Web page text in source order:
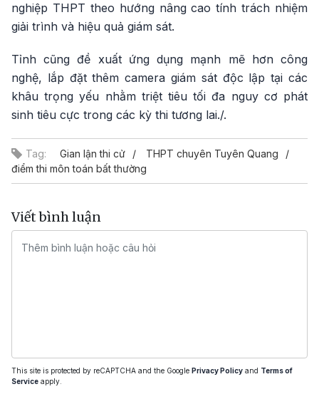
nghiệp THPT theo hướng nâng cao tính trách nhiệm
giải trình và hiệu quả giám sát.
Tỉnh cũng đề xuất ứng dụng mạnh mẽ hơn công
nghệ, lắp đặt thêm camera giám sát độc lập tại các
khâu trọng yếu nhằm triệt tiêu tối đa nguy cơ phát
sinh tiêu cực trong các kỳ thi tương lai./.
Tag: Gian lận thi cử
THPT chuyên Tuyên Quang
điểm thi môn toán bất thường
Viết bình luận
This site is protected by reCAPTCHA and the Google Privacy Policy and Terms of
Service apply.